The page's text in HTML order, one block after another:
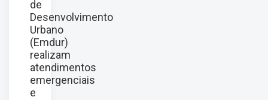
de
Desenvolvimento
Urbano
(Emdur)
realizam
atendimentos
emergenciais
e